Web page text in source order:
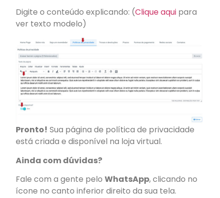
Digite o conteúdo explicando: (Clique aqui para
ver texto modelo)
Pronto! Sua página de política de privacidade
está criada e disponível na loja virtual.
Ainda com dúvidas?
Fale com a gente pelo WhatsApp, clicando no
ícone no canto inferior direito da sua tela.